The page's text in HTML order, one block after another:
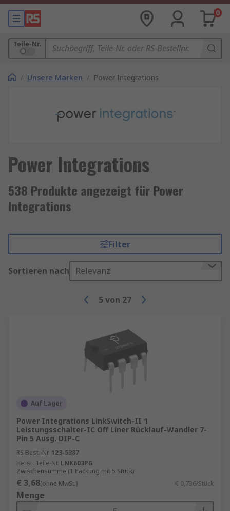
0
Teile-Nr.
/ Unsere Marken / Power Integrations
Power Integrations
538 Produkte angezeigt für Power
Integrations
Filter
Sortieren nach Relevanz
5 von 27
Auf Lager
Power Integrations LinkSwitch-II 1
Leistungsschalter-IC Off Liner Rücklauf-Wandler 7-
Pin 5 Ausg. DIP-C
RS Best.-Nr. 123-5387
Herst. Teile-Nr. LNK603PG
Zwischensumme (1 Packung mit 5 Stück)
€ 3,68(ohne MwSt.) € 0,736/Stück
Menge